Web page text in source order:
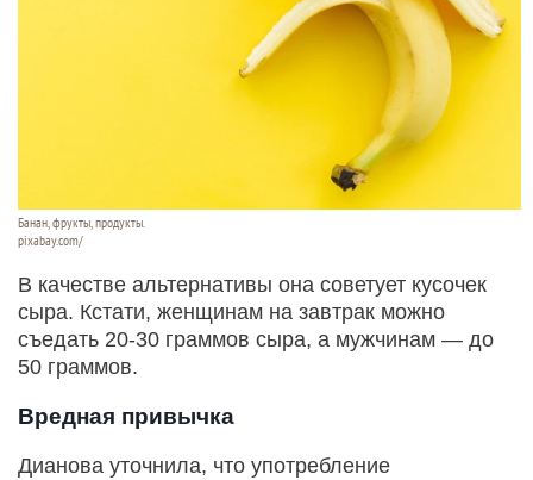
Банан, фрукты, продукты.
pixabay.com/
В качестве альтернативы она советует кусочек
сыра. Кстати, женщинам на завтрак можно
съедать 20-30 граммов сыра, а мужчинам — до
50 граммов.
Вредная привычка
Дианова уточнила, что употребление